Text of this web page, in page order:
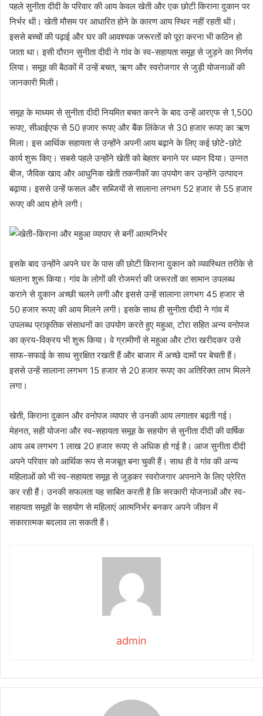
पहले सुनीता दीदी के परिवार की आय केवल खेती और एक छोटी किराना दुकान पर
निर्भर थी। खेती मौसम पर आधारित होने के कारण आय स्थिर नहीं रहती थी।
इससे बच्चों की पढ़ाई और घर की आवश्यक जरूरतों को पूरा करना भी कठिन हो
जाता था। इसी दौरान सुनीता दीदी ने गांव के स्व-सहायता समूह से जुड़ने का निर्णय
लिया। समूह की बैठकों में उन्हें बचत, ऋण और स्वरोजगार से जुड़ी योजनाओं की
जानकारी मिली।
समूह के माध्यम से सुनीता दीदी नियमित बचत करने के बाद उन्हें आरएफ से 1,500
रूपए, सीआईएफ से 50 हजार रूपए और बैंक लिंकेज से 30 हजार रूपए का ऋण
मिला। इस आर्थिक सहायता से उन्होंने अपनी आय बढ़ाने के लिए कई छोटे-छोटे
कार्य शुरू किए। सबसे पहले उन्होंने खेती को बेहतर बनाने पर ध्यान दिया। उन्नत
बीज, जैविक खाद और आधुनिक खेती तकनीकों का उपयोग कर उन्होंने उत्पादन
बढ़ाया। इससे उन्हें फसल और सब्जियों से सालाना लगभग 52 हजार से 55 हजार
रूपए की आय होने लगी।
इसके बाद उन्होंने अपने घर के पास की छोटी किराना दुकान को व्यवस्थित तरीके से
चलाना शुरू किया। गांव के लोगों की रोजमर्रा की जरूरतों का सामान उपलब्ध
कराने से दुकान अच्छी चलने लगी और इससे उन्हें सालाना लगभग 45 हजार से
50 हजार रूपए की आय मिलने लगी। इसके साथ ही सुनीता दीदी ने गांव में
उपलब्ध प्राकृतिक संसाधनों का उपयोग करते हुए महुआ, टोरा सहित अन्य वनोपज
का क्रय-विक्रय भी शुरू किया। वे ग्रामीणों से महुआ और टोरा खरीदकर उसे
साफ-सफाई के साथ सुरक्षित रखती हैं और बाजार में अच्छे दामों पर बेचती हैं।
इससे उन्हें सालाना लगभग 15 हजार से 20 हजार रूपए का अतिरिक्त लाभ मिलने
लगा।
खेती, किराना दुकान और वनोपज व्यापार से उनकी आय लगातार बढ़ती गई।
मेहनत, सही योजना और स्व-सहायता समूह के सहयोग से सुनीता दीदी की वार्षिक
आय अब लगभग 1 लाख 20 हजार रूपए से अधिक हो गई है। आज सुनीता दीदी
अपने परिवार को आर्थिक रूप से मजबूत बना चुकी हैं। साथ ही वे गांव की अन्य
महिलाओं को भी स्व-सहायता समूह से जुड़कर स्वरोजगार अपनाने के लिए प्रेरित
कर रही हैं। उनकी सफलता यह साबित करती है कि सरकारी योजनाओं और स्व-
सहायता समूहों के सहयोग से महिलाएं आत्मनिर्भर बनकर अपने जीवन में
सकारात्मक बदलाव ला सकती हैं।
admin